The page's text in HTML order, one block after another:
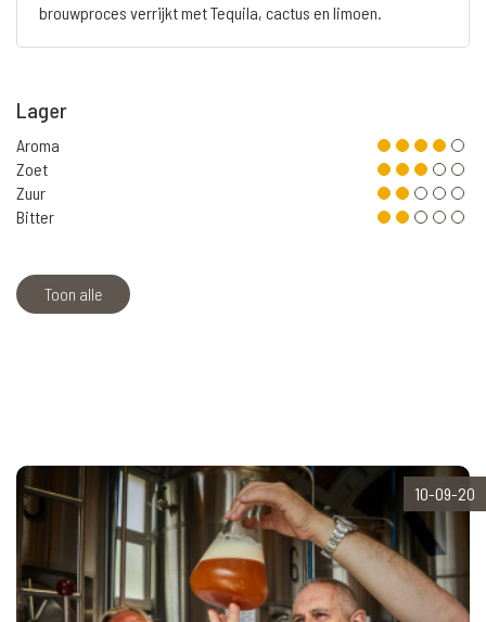
brouwproces verrijkt met Tequila, cactus en limoen.
Lager
Aroma
Zoet
Zuur
Bitter
Toon alle
10-09-20